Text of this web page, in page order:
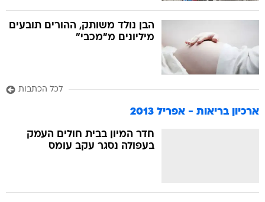
הבן נולד משותק, ההורים תובעים
מיליונים מ"מכבי"
לכל הכתבות
ארכיון בריאות - אפריל 2013
חדר המיון בבית חולים העמק
בעפולה נסגר עקב עומס